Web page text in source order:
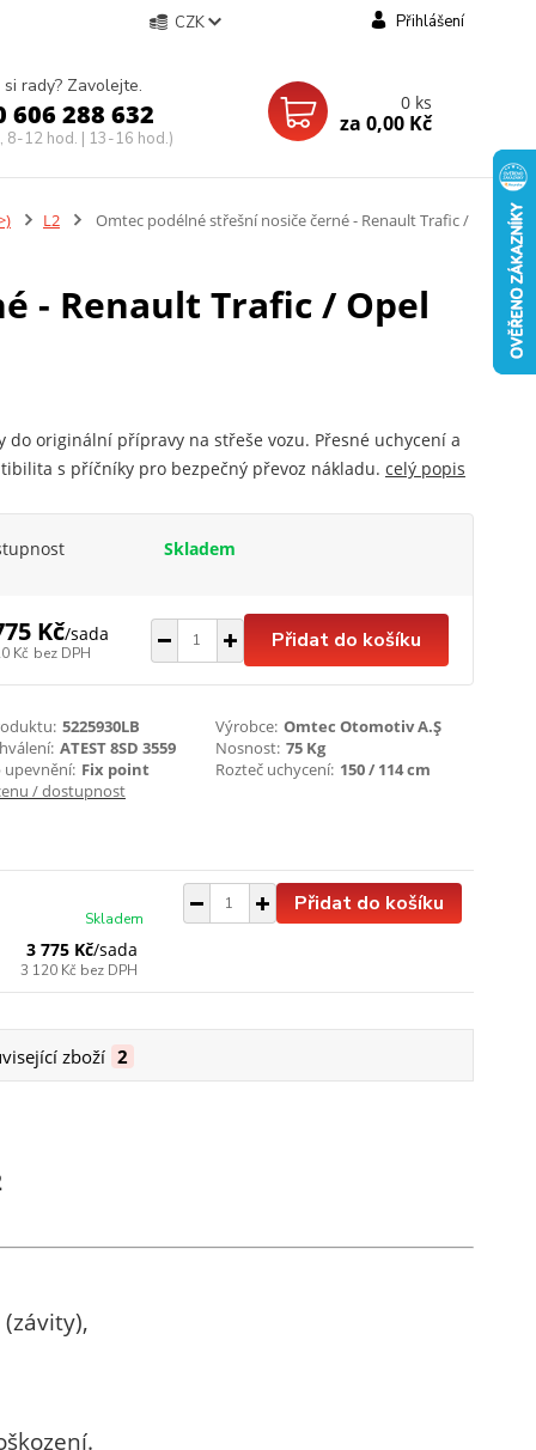
CZK Přihlášení
rady? Zavolejte.
606 288 632
8-12 hod. | 13-16 hod.)
0 ks
za 0,00 Kč
L2 Omtec podélné střešní nosiče černé - Renault Trafic /
- Renault Trafic / Opel
do originální přípravy na střeše vozu. Přesné uchycení a
s příčníky pro bezpečný převoz nákladu. celý popis
Skladem
Kč/sada
Kč bez DPH Přidat do košíku
5225930LB Výrobce: Omtec Otomotiv A.Ş
ATEST 8SD 3559 Nosnost: 75 Kg
upevnění: Fix point Rozteč uchycení: 150 / 114 cm
/ dostupnost
3 775 Kč/sada
3 120 Kč bez DPH
Skladem
Přidat do košíku
zboží 2